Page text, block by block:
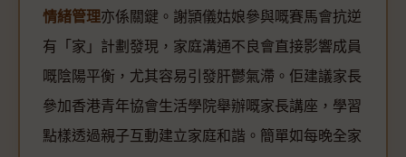
情緒管理亦係關鍵。謝頴儀姑娘參與嘅賽馬會抗逆
有「家」計劃發現，家庭溝通不良會直接影響成員
嘅陰陽平衡，尤其容易引發肝鬱氣滯。佢建議家長
參加香港青年協會生活學院舉辦嘅家長講座，學習
點樣透過親子互動建立家庭和諧。簡單如每晚全家